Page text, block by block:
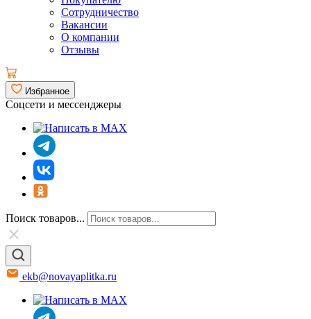
Сотрудничество
Вакансии
О компании
Отзывы
Избранное
Соцсети и мессенджеры
Поиск товаров...
ekb@novayaplitka.ru